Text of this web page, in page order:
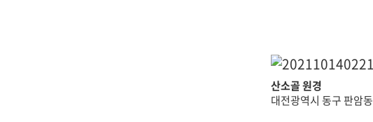
산소골 원경
대전광역시 동구 판암동